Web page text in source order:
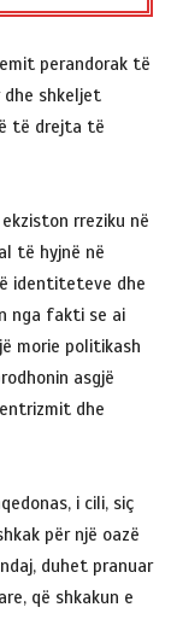
perandorak të
shkeljet
të drejta të
rreziku në
të hyjnë në
identiteteve dhe
nga fakti se ai
morie politikash
asgjë
dhe
i cili, siç
për një oazë
duhet pranuar
që shkakun e